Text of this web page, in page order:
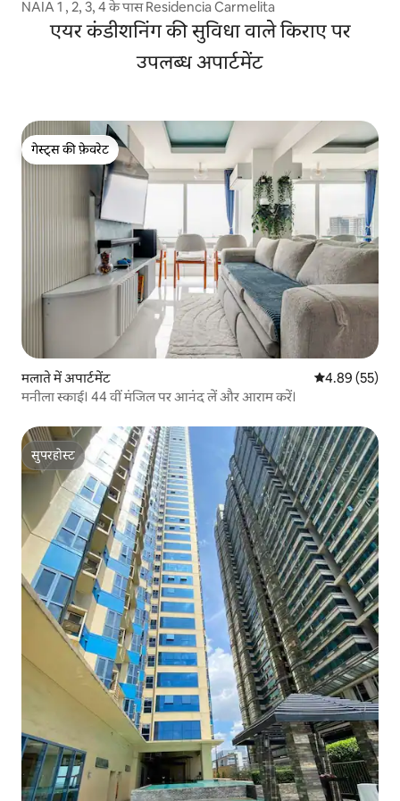
NAIA 1 , 2, 3, 4 के पास Residencia Carmelita
एयर कंडीशनिंग की सुविधा वाले किराए पर
उपलब्ध अपार्टमेंट
गेस्ट्स की फ़ेवरेट
गेस्ट्स की फ़ेवरेट
मलाते में अपार्टमेंट औसत रेटिंग 5 में
4.89 (55)
मनीला स्काई। 44 वीं मंजिल पर आनंद लें और आराम करें।
सुपरहोस्ट
सुपरहोस्ट